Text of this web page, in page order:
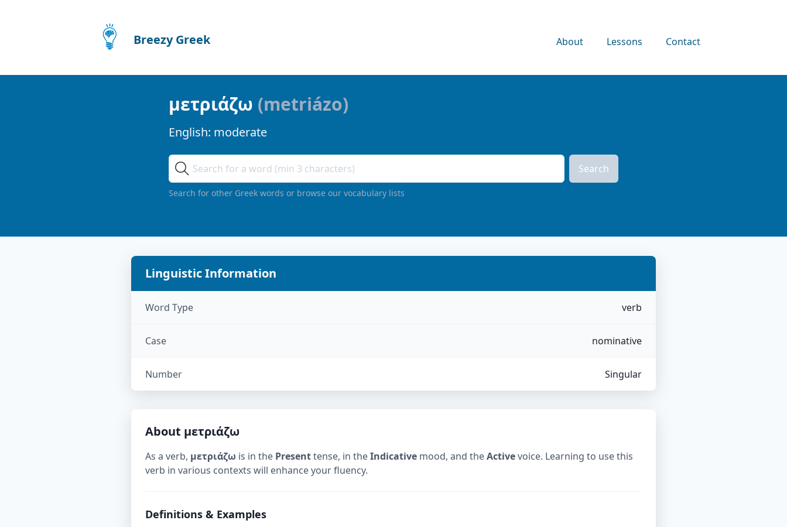
Breezy Greek About Lessons Contact
μετριάζω (metriázo)
English: moderate
Search
Search for other Greek words or browse our vocabulary lists
Linguistic Information
Word Type verb
Case nominative
Number Singular
About μετριάζω
As a verb, μετριάζω is in the Presenttense, in theIndicative mood, and theActivevoice. Learning to use this
verb in various contexts will enhance your fluency.
Definitions & Examples